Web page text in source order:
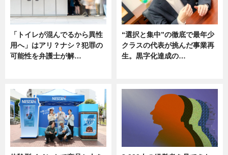
「トイレが混んでるから異性
用へ」はアリ？ナシ？犯罪の
可能性を弁護士が解…
“選択と集中”の徹底で最年少
クラスの代表が挑んだ事業再
生。黒字化達成の…